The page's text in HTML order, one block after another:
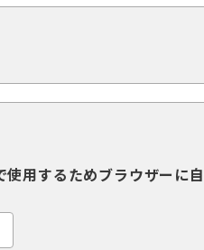
使用するためブラウザーに